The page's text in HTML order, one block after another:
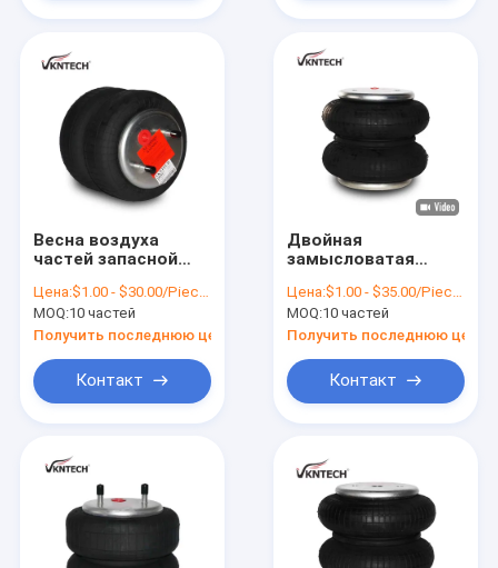
Главная страница
Продукция
Весна воздуха
частей запасной
системы подвеса
тормоза воздуха
газовой мембраны
6913 резиновая
промышленная
Цена:$1.00 - $30.00/Pieces
MOQ:10 частей
Получить последнюю цену
Контакт
Двойная
замысловатая
W01-358-6910
воздуха на FD200-19
320
Цена:$1.00 - $35.00/Pieces
MOQ:10 частей
Получить последнюю цену
Контакт